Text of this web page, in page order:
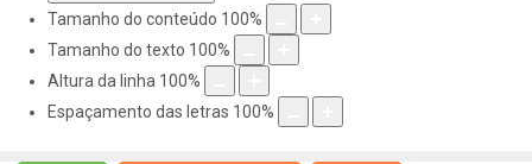
Tamanho do conteúdo 100%
Tamanho do texto 100%
Altura da linha 100%
Espaçamento das letras 100%